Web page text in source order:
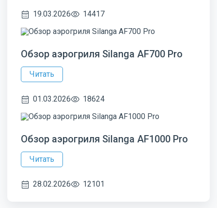
19.03.2026 14417
Обзор аэрогриля Silanga AF700 Pro
Читать
01.03.2026 18624
Обзор аэрогриля Silanga AF1000 Pro
Читать
28.02.2026 12101